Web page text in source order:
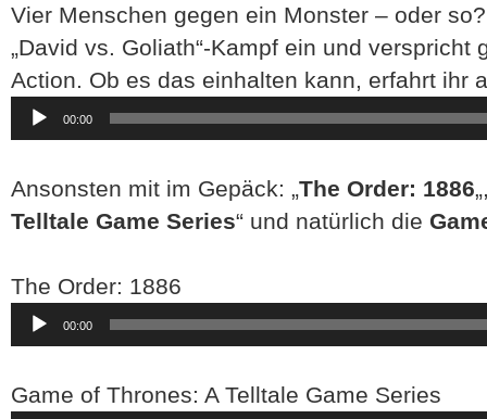
Vier Menschen gegen ein Monster – oder so?
„David vs. Goliath“-Kampf ein und verspricht
Action. Ob es das einhalten kann, erfahrt ihr
Player
00:00
Ansonsten mit im Gepäck: „The Order: 1886
Telltale Game Series“ und natürlich die
The Order: 1886
Player
00:00
Game of Thrones: A Telltale Game Series